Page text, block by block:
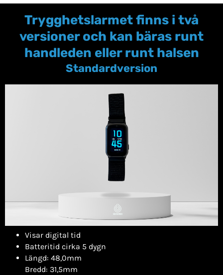
Trygghetslarmet finns i två
versioner och kan bäras runt
handleden eller runt halsen
Standardversion
Visar digital tid
Batteritid cirka 5 dygn
Längd: 48,0mm
Bredd: 31,5mm